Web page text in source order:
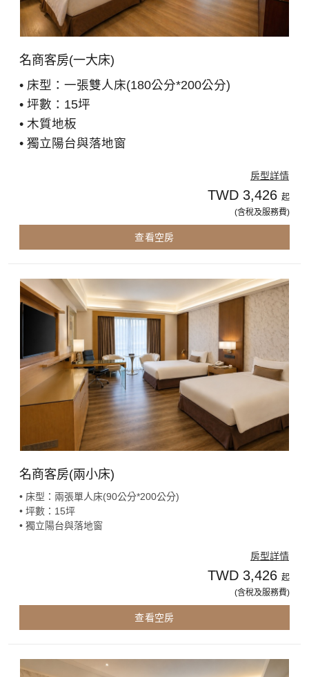
名商客房(一大床)
• 床型：一張雙人床(180公分*200公分)
• 坪數：15坪
• 木質地板
• 獨立陽台與落地窗
房型詳情
TWD 3,426 起
(含稅及服務費)
查看空房
名商客房(兩小床)
• 床型：兩張單人床(90公分*200公分)
• 坪數：15坪
• 獨立陽台與落地窗
房型詳情
TWD 3,426 起
(含稅及服務費)
查看空房